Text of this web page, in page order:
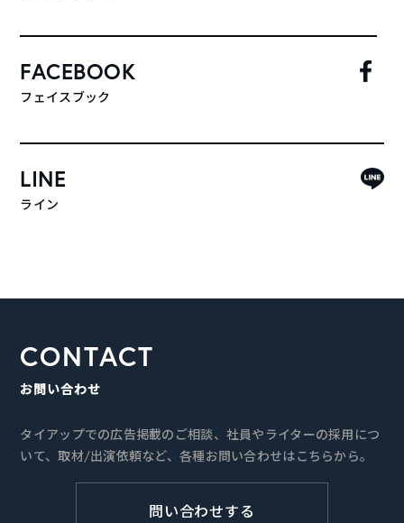
FACEBOOK
フェイスブック
LINE
ライン
CONTACT
お問い合わせ
タイアップでの広告掲載のご相談、社員やライターの採用につ
いて、取材/出演依頼など、各種お問い合わせはこちらから。
問い合わせする